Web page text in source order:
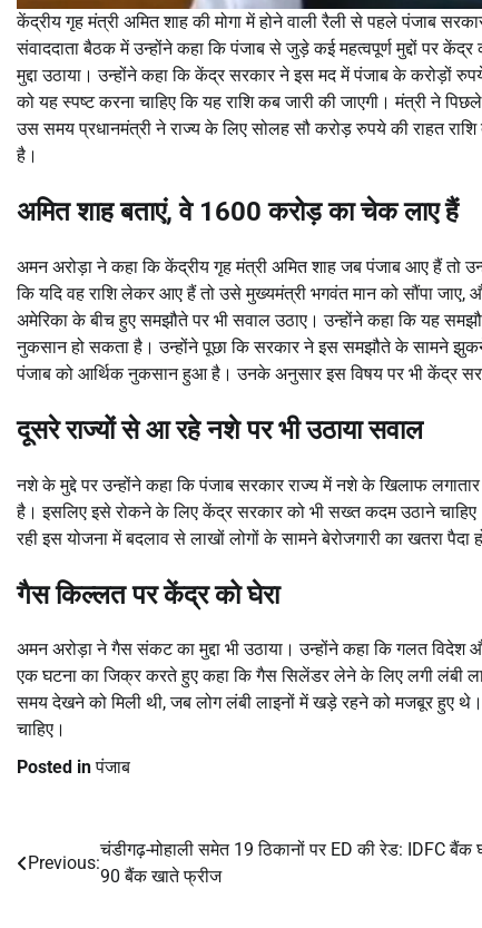
केंद्रीय गृह मंत्री अमित शाह की मोगा में होने वाली रैली से पहले पंजाब
संवाददाता बैठक में उन्होंने कहा कि पंजाब से जुड़े कई महत्वपूर्ण मुद्दों पर
मुद्दा उठाया। उन्होंने कहा कि केंद्र सरकार ने इस मद में पंजाब के करोड़ों
को यह स्पष्ट करना चाहिए कि यह राशि कब जारी की जाएगी। मंत्री ने
उस समय प्रधानमंत्री ने राज्य के लिए सोलह सौ करोड़ रुपये की राहत
है।
अमित शाह बताएं, वे 1600 करोड़ का चेक लाए हैं
अमन अरोड़ा ने कहा कि केंद्रीय गृह मंत्री अमित शाह जब पंजाब आए हैं तो
कि यदि वह राशि लेकर आए हैं तो उसे मुख्यमंत्री भगवंत मान को सौंपा जाए,
अमेरिका के बीच हुए समझौते पर भी सवाल उठाए। उन्होंने कहा कि यह
नुकसान हो सकता है। उन्होंने पूछा कि सरकार ने इस समझौते के सामने
पंजाब को आर्थिक नुकसान हुआ है। उनके अनुसार इस विषय पर भी केंद्र
दूसरे राज्यों से आ रहे नशे पर भी उठाया सवाल
नशे के मुद्दे पर उन्होंने कहा कि पंजाब सरकार राज्य में नशे के खिलाफ
है। इसलिए इसे रोकने के लिए केंद्र सरकार को भी सख्त कदम उठाने
रही इस योजना में बदलाव से लाखों लोगों के सामने बेरोजगारी का खतरा
गैस किल्लत पर केंद्र को घेरा
अमन अरोड़ा ने गैस संकट का मुद्दा भी उठाया। उन्होंने कहा कि गलत
एक घटना का जिक्र करते हुए कहा कि गैस सिलेंडर लेने के लिए लगी लंबी
समय देखने को मिली थी, जब लोग लंबी लाइनों में खड़े रहने को मजबूर हुए
चाहिए।
Posted inपंजाब
Post
Previous:
चंडीगढ़-मोहाली समेत 19 ठिकानों पर ED की रेड: IDFC बैंक
90 बैंक खाते फ्रीज